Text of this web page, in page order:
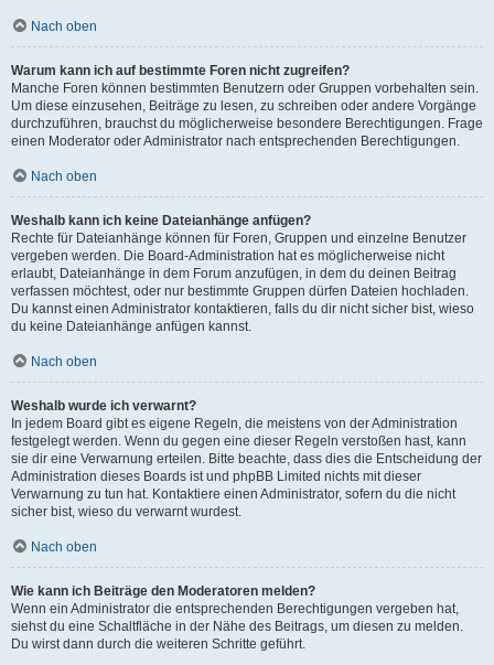
Nach oben
Warum kann ich auf bestimmte Foren nicht zugreifen?
Manche Foren können bestimmten Benutzern oder Gruppen vorbehalten sein.
Um diese einzusehen, Beiträge zu lesen, zu schreiben oder andere Vorgänge
durchzuführen, brauchst du möglicherweise besondere Berechtigungen. Frage
einen Moderator oder Administrator nach entsprechenden Berechtigungen.
Nach oben
Weshalb kann ich keine Dateianhänge anfügen?
Rechte für Dateianhänge können für Foren, Gruppen und einzelne Benutzer
vergeben werden. Die Board-Administration hat es möglicherweise nicht
erlaubt, Dateianhänge in dem Forum anzufügen, in dem du deinen Beitrag
verfassen möchtest, oder nur bestimmte Gruppen dürfen Dateien hochladen.
Du kannst einen Administrator kontaktieren, falls du dir nicht sicher bist, wieso
du keine Dateianhänge anfügen kannst.
Nach oben
Weshalb wurde ich verwarnt?
In jedem Board gibt es eigene Regeln, die meistens von der Administration
festgelegt werden. Wenn du gegen eine dieser Regeln verstoßen hast, kann
sie dir eine Verwarnung erteilen. Bitte beachte, dass dies die Entscheidung der
Administration dieses Boards ist und phpBB Limited nichts mit dieser
Verwarnung zu tun hat. Kontaktiere einen Administrator, sofern du die nicht
sicher bist, wieso du verwarnt wurdest.
Nach oben
Wie kann ich Beiträge den Moderatoren melden?
Wenn ein Administrator die entsprechenden Berechtigungen vergeben hat,
siehst du eine Schaltfläche in der Nähe des Beitrags, um diesen zu melden.
Du wirst dann durch die weiteren Schritte geführt.